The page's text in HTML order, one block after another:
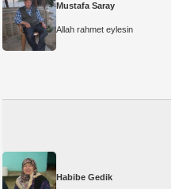
Mustafa Saray
Allah rahmet eylesin
Habibe Gedik